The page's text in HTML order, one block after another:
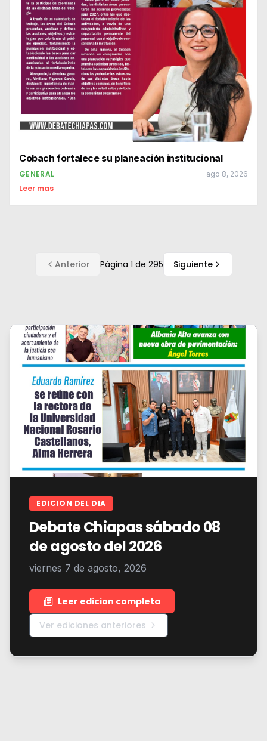
Cobach fortalece su planeación institucional
GENERAL ago 8, 2026
Leer mas
Anterior Página 1 de 295 Siguiente
EDICION DEL DIA
Debate Chiapas sábado 08
de agosto del 2026
viernes 7 de agosto, 2026
Leer edicion completa
Ver ediciones anteriores